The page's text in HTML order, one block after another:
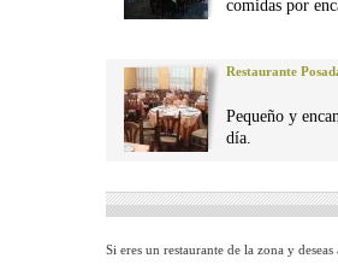
comidas por
Restaurante
Pequeño y
día.
Si eres un restaurante de la zona y